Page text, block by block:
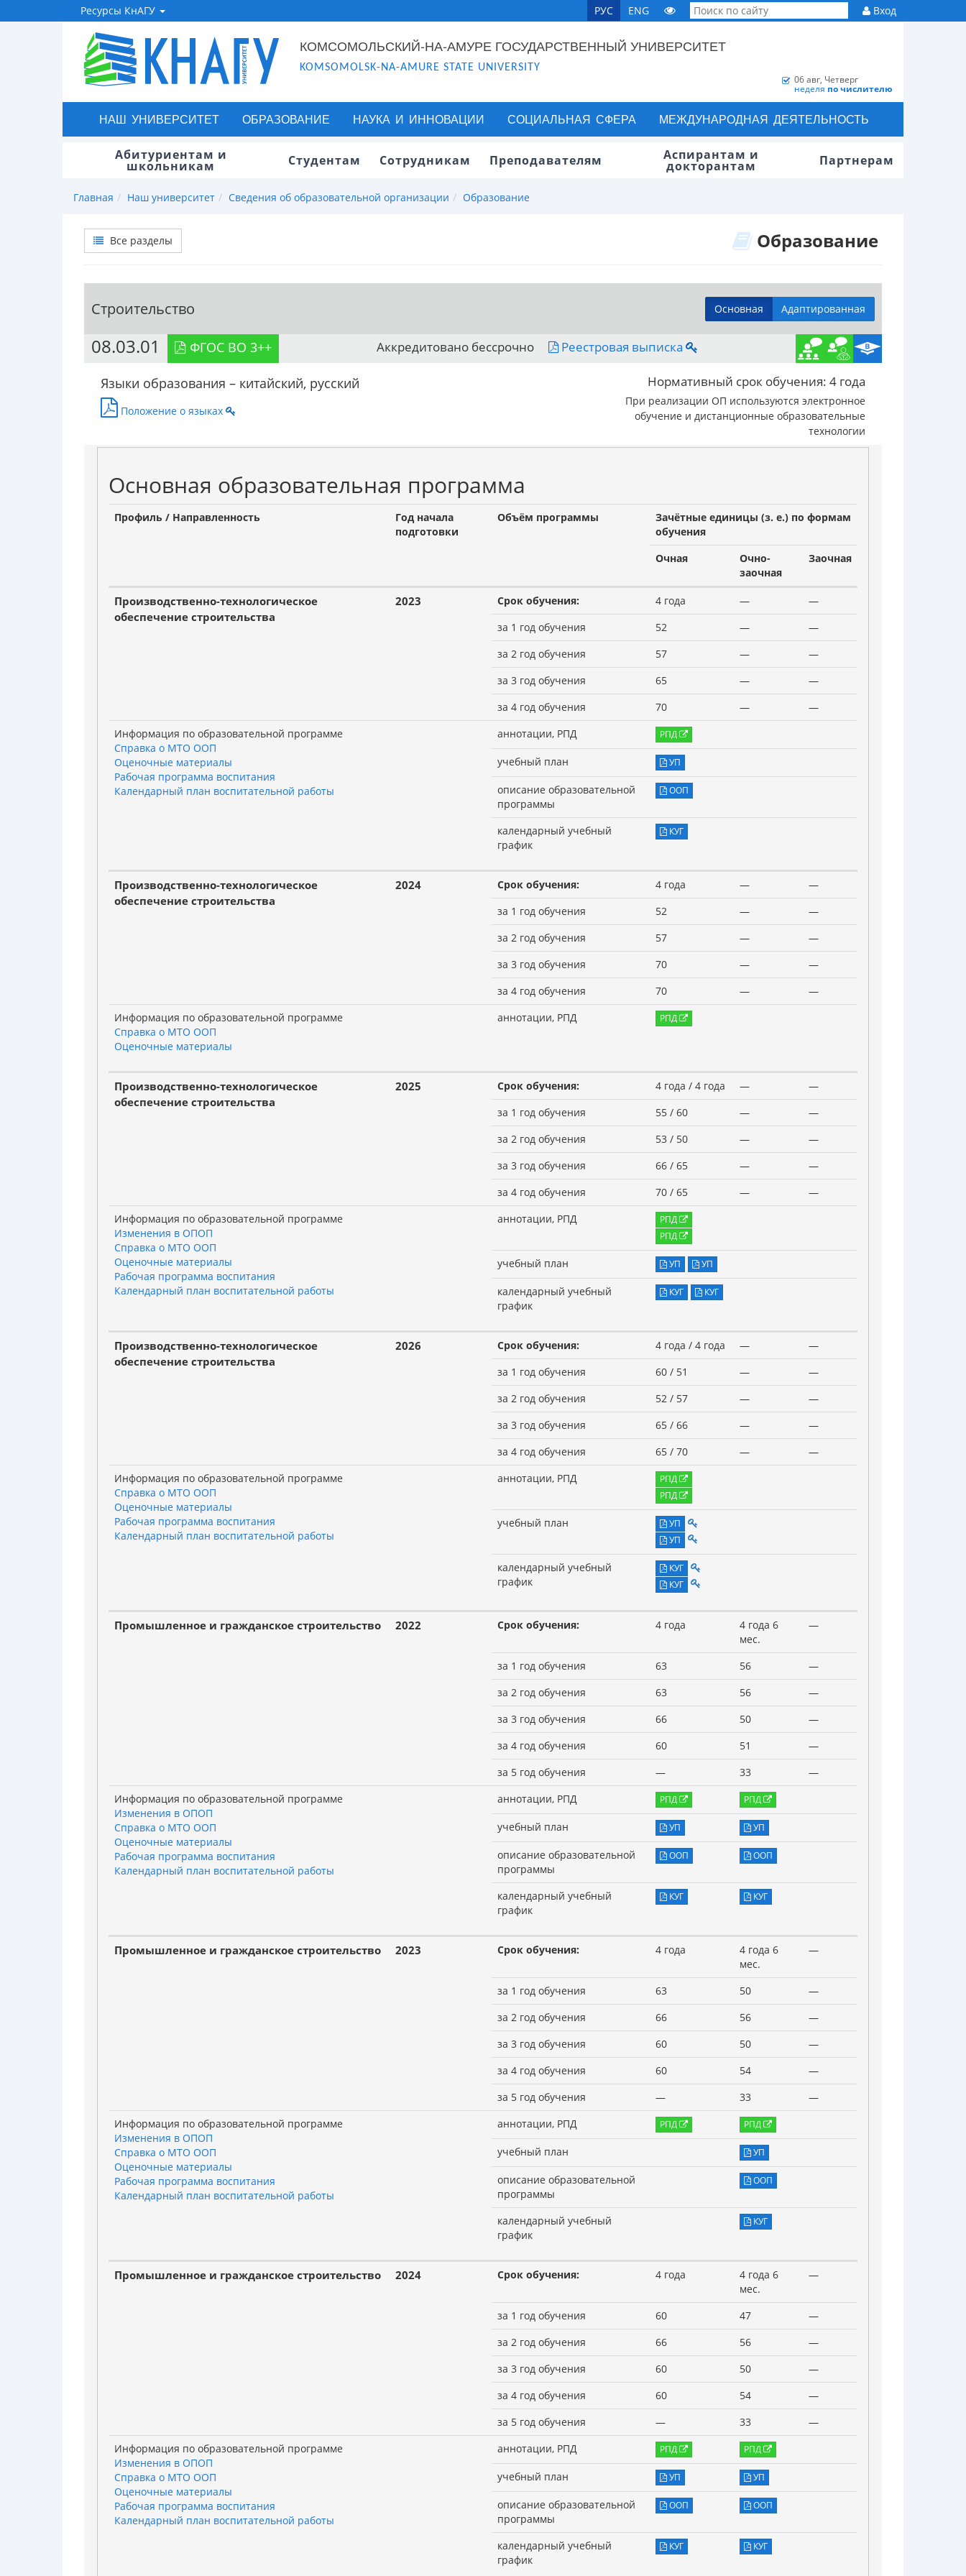
Ресурсы КнАГУ РУС ENG Вход
КОМСОМОЛЬСКИЙ-НА-АМУРЕ ГОСУДАРСТВЕННЫЙ УНИВЕРСИТЕТ
KOMSOMOLSK-NA-AMURE STATE UNIVERSITY
06 авг, Четверг
неделя по числителю
НАШ УНИВЕРСИТЕТ ОБРАЗОВАНИЕ НАУКА И ИННОВАЦИИ СОЦИАЛЬНАЯ СФЕРА МЕЖДУНАРОДНАЯ ДЕЯТЕЛЬНОСТЬ
Абитуриентам и
школьникам Студентам Сотрудникам Преподавателям Аспирантам и
докторантам Партнерам
Главная Наш университет Сведения об образовательной организации Образование
Все разделы Образование
Строительство Основная Адаптированная
08.03.01 ФГОС ВО 3++ Аккредитовано бессрочно Реестровая выписка
Языки образования – китайский, русский
Положение о языках
Нормативный срок обучения: 4 года
При реализации ОП используются электронное
обучение и дистанционные образовательные
технологии
Основная образовательная программа
Профиль / Направленность
Год начала
подготовки
Объём программы
Зачётные единицы (з. е.) по формам
обучения
Очная
Очно-
заочная
Заочная
Производственно-технологическое
обеспечение строительства
2023 Срок обучения: 4 года —
—
за 1 год обучения
52 —
—
за 2 год обучения
57 —
—
за 3 год обучения
65 —
—
за 4 год обучения
70 —
—
Информация по образовательной программе
Справка о МТО ООП
Оценочные материалы
Рабочая программа воспитания
Календарный план воспитательной работы
аннотации, РПД РПД
учебный план УП
описание образовательной
программы
ООП
календарный учебный
график
КУГ
Производственно-технологическое
обеспечение строительства
2024 Срок обучения: 4 года —
—
за 1 год обучения
52 —
—
за 2 год обучения
57 —
—
за 3 год обучения
70 —
—
за 4 год обучения
70 —
—
Информация по образовательной программе
Справка о МТО ООП
Оценочные материалы
аннотации, РПД РПД
Производственно-технологическое
обеспечение строительства
2025 Срок обучения: 4 года / 4 года —
—
за 1 год обучения
55 / 60 —
—
за 2 год обучения
53 / 50 —
—
за 3 год обучения
66 / 65 —
—
за 4 год обучения
70 / 65 —
—
Информация по образовательной программе
Изменения в ОПОП
Справка о МТО ООП
Оценочные материалы
Рабочая программа воспитания
Календарный план воспитательной работы
аннотации, РПД
РПД
РПД
учебный план УП УП
календарный учебный
график
КУГ КУГ
Производственно-технологическое
обеспечение строительства
2026 Срок обучения: 4 года / 4 года —
—
за 1 год обучения
60 / 51 —
—
за 2 год обучения
52 / 57 —
—
за 3 год обучения
65 / 66 —
—
за 4 год обучения
65 / 70 —
—
Информация по образовательной программе
Справка о МТО ООП
Оценочные материалы
Рабочая программа воспитания
Календарный план воспитательной работы
аннотации, РПД
РПД
РПД
учебный план
УП
УП
календарный учебный
график
КУГ
КУГ
Промышленное и гражданское строительство 2022 Срок обучения: 4 года
4 года 6
мес.
—
за 1 год обучения 63 56
—
за 2 год обучения
63 56
—
за 3 год обучения
66 50
—
за 4 год обучения
60 51
—
за 5 год обучения
— 33
—
Информация по образовательной программе
Изменения в ОПОП
Справка о МТО ООП
Оценочные материалы
Рабочая программа воспитания
Календарный план воспитательной работы
аннотации, РПД РПД РПД
учебный план УП УП
описание образовательной
программы
ООП ООП
календарный учебный
график
КУГ КУГ
Промышленное и гражданское строительство 2023 Срок обучения: 4 года
4 года 6
мес.
—
за 1 год обучения 63 50
—
за 2 год обучения
66 56
—
за 3 год обучения
60 50
—
за 4 год обучения
60 54
—
за 5 год обучения
— 33
—
Информация по образовательной программе
Изменения в ОПОП
Справка о МТО ООП
Оценочные материалы
Рабочая программа воспитания
Календарный план воспитательной работы
аннотации, РПД РПД РПД
учебный план УП
описание образовательной
программы
ООП
календарный учебный
график
КУГ
Промышленное и гражданское строительство 2024 Срок обучения: 4 года
4 года 6
мес.
—
за 1 год обучения 60 47
—
за 2 год обучения
66 56
—
за 3 год обучения
60 50
—
за 4 год обучения
60 54
—
за 5 год обучения
— 33
—
Информация по образовательной программе
Изменения в ОПОП
Справка о МТО ООП
Оценочные материалы
Рабочая программа воспитания
Календарный план воспитательной работы
аннотации, РПД РПД РПД
учебный план УП УП
описание образовательной
программы
ООП ООП
календарный учебный
график
КУГ КУГ